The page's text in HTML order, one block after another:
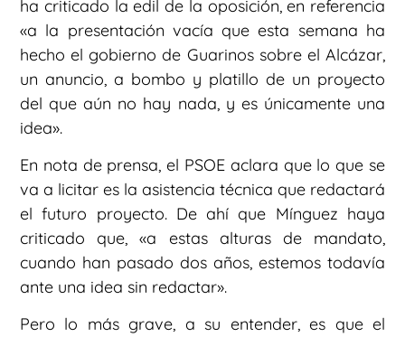
ha criticado la edil de la oposición, en referencia
«a la presentación vacía que esta semana ha
hecho el gobierno de Guarinos sobre el Alcázar,
un anuncio, a bombo y platillo de un proyecto
del que aún no hay nada, y es únicamente una
idea».
En nota de prensa, el PSOE aclara que lo que se
va a licitar es la asistencia técnica que redactará
el futuro proyecto. De ahí que Mínguez haya
criticado que, «a estas alturas de mandato,
cuando han pasado dos años, estemos todavía
ante una idea sin redactar».
Pero lo más grave, a su entender, es que el